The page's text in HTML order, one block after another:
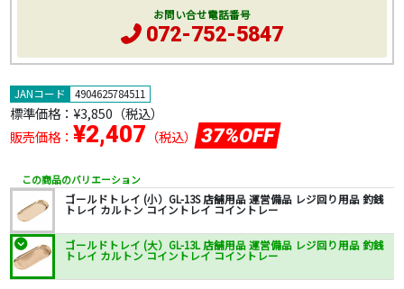
JANコード 4904625784511
標準価格： ¥3,850 （税込）
販売価格： ¥2,407 （税込） 37%OFF
この商品のバリエーション
ゴールドトレイ (小）GL-13S 店舗用品 運営備品 レジ回り用品 釣銭
トレイ カルトン コイントレイ コイントレー
ゴールドトレイ (大）GL-13L 店舗用品 運営備品 レジ回り用品 釣銭
トレイ カルトン コイントレイ コイントレー
お問い合せ電話番号
072-752-5847